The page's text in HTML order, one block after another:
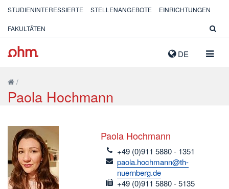
DE
STUDIENINTERESSIERTE STELLENANGEBOTE EINRICHTUNGEN
FAKULTÄTEN
/
Paola Hochmann
Paola Hochmann
telefon
+49 (0)911 5880 - 1351
email
paola.hochmann@th-
nuernberg.de
fax
+49 (0)911 5880 - 5135